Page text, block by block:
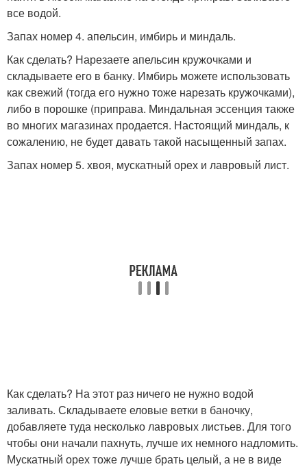
все водой.
Запах номер 4. апельсин, имбирь и миндаль.
Как сделать? Нарезаете апельсин кружочками и
складываете его в банку. Имбирь можете использовать
как свежий (тогда его нужно тоже нарезать кружочками),
либо в порошке (приправа. Миндальная эссенция также
во многих магазинах продается. Настоящий миндаль, к
сожалению, не будет давать такой насыщенный запах.
Запах номер 5. хвоя, мускатный орех и лавровый лист.
Как сделать? На этот раз ничего не нужно водой
заливать. Складываете еловые ветки в баночку,
добавляете туда несколько лавровых листьев. Для того
чтобы они начали пахнуть, лучше их немного надломить.
Мускатный орех тоже лучше брать целый, а не в виде